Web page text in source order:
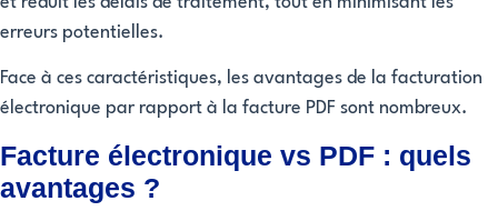
erreurs potentielles.
Face à ces caractéristiques, les avantages de la facturation
électronique par rapport à la facture PDF sont nombreux.
Facture électronique vs PDF : quels
avantages ?